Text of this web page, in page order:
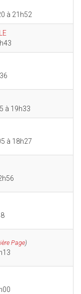
à 21h52
à 19h33
à 18h27
Page)